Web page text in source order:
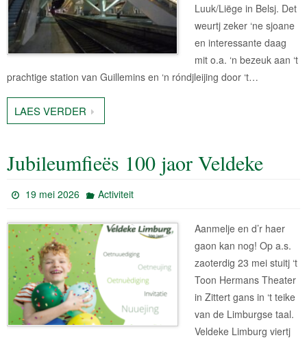
Luuk/Liëge in Belsj. Det
weurtj zeker ‘ne sjoane
en interessante daag
mit o.a. ‘n bezeuk aan ‘t
prachtige station van Guillemins en ‘n róndjleijing door ‘t…
LAES VERDER
Jubileumfieës 100 jaor Veldeke
19 mei 2026 Activiteit
Aanmelje en d’r haer
gaon kan nog! Op a.s.
zaoterdig 23 mei stuitj ‘t
Toon Hermans Theater
in Zittert gans in ‘t teike
van de Limburgse taal.
Veldeke Limburg viertj